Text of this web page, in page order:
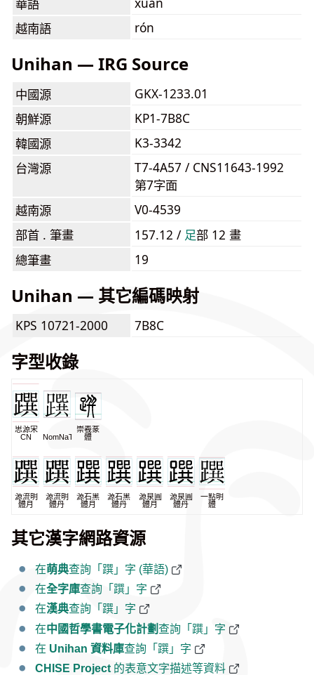
華語
越南語
rón
Unihan — IRG Source
中國源
GKX-1233.01
朝鮮源
KP1-7B8C
韓國源
K3-3342
台灣源
T7-4A57 / CNS11643-1992
第7字面
越南源
V0-4539
部首 . 筆畫
157.12 / ⾜部 12 畫
總筆畫
19
Unihan — 其它編碼映射
KPS 10721-2000 7B8C
字型收錄
思源宋
CN
NomNaTong
崇羲篆
體
源流明
體月
源流明
體丹
源石黑
體月
源石黑
體丹
源泉圓
體月
源泉圓
體丹
一點明
體
其它漢字網路資源
在萌典查詢「䠣」字 (華語)
在全字庫查詢「䠣」字
在漢典查詢「䠣」字
在中國哲學書電子化計劃查詢「䠣」字
在 Unihan 資料庫查詢「䠣」字
CHISE Project 的表意文字描述等資料